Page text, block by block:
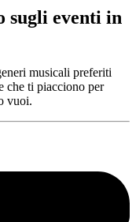
sugli eventi in
musicali preferiti
che ti piacciono per
vuoi.